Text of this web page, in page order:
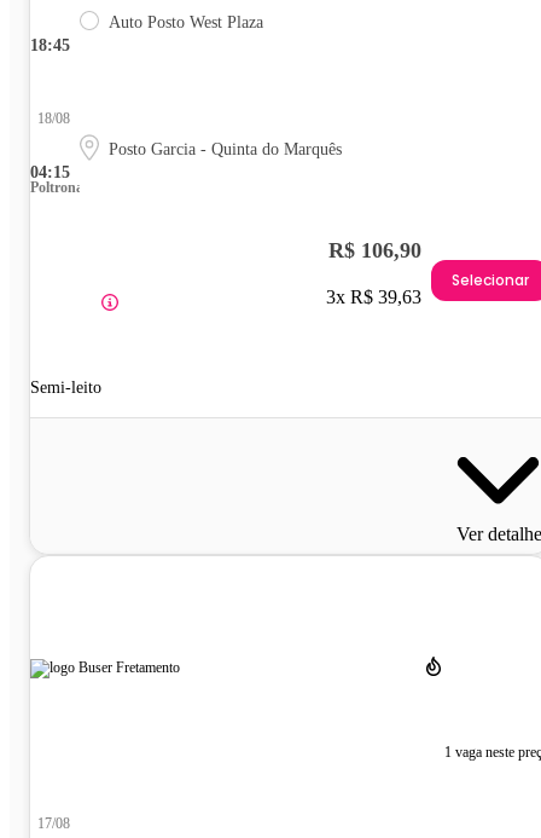
18:45
Auto Posto West Plaza
04:15
18/08
Posto Garcia - Quinta do Marquês
Poltrona
Semi-leito
R$ 106,90
3x R$ 39,63
Selecionar
Ver
1 vaga neste
17/08